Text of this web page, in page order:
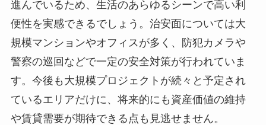
進んでいるため、生活のあらゆるシーンで高い利
便性を実感できるでしょう。治安面については大
規模マンションやオフィスが多く、防犯カメラや
警察の巡回などで一定の安全対策が行われていま
す。今後も大規模プロジェクトが続々と予定され
ているエリアだけに、将来的にも資産価値の維持
や賃貸需要が期待できる点も見逃せません。